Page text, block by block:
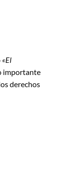
«El
importante
derechos